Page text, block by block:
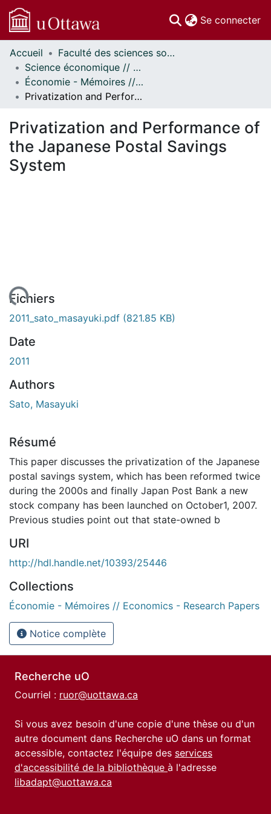
Se connecter
Communautés
et collections
Parcourir
Statistiques
À propos
Accueil
Faculté des sciences sociales // Faculty of Social Sciences
Science économique // Economics
Économie - Mémoires // Economics - Research Papers
Privatization and Performance of the Japanese Postal Savings System
Privatization and Performance of
the Japanese Postal Savings
System
Fichiers
2011_sato_masayuki.pdf (821.85 KB)
Date
2011
Authors
Sato, Masayuki
Résumé
This paper discusses the privatization of the Japanese
postal savings system, which has been reformed twice
during the 2000s and finally Japan Post Bank a new
stock company has been launched on October1, 2007.
Previous studies point out that state-owned b
URI
http://hdl.handle.net/10393/25446
Collections
Économie - Mémoires // Economics - Research Papers
Notice complète
Recherche uO
Courriel : ruor@uottawa.ca
Si vous avez besoin d'une copie d'une thèse ou d'un
autre document dans Recherche uO dans un format
accessible, contactez l'équipe des services
d'accessibilité de la bibliothèque à l'adresse
libadapt@uottawa.ca